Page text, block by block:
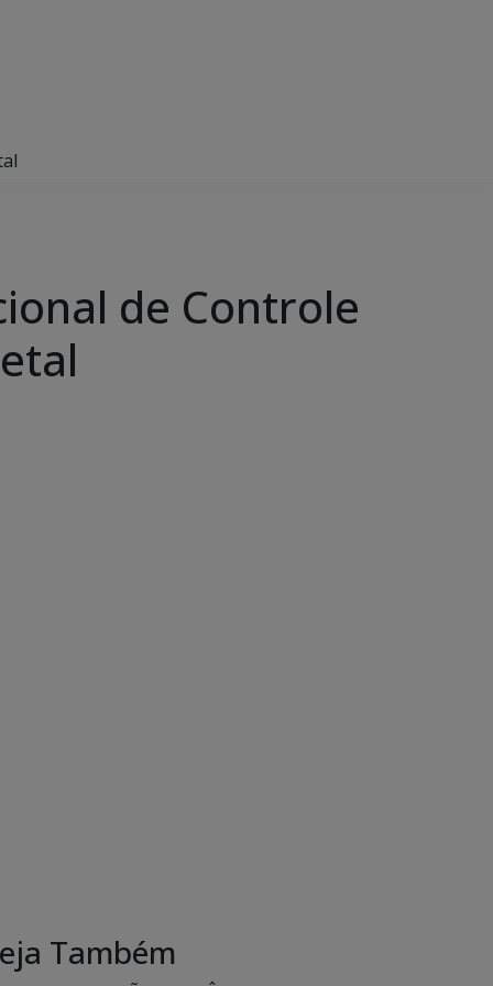
de Controle
Também